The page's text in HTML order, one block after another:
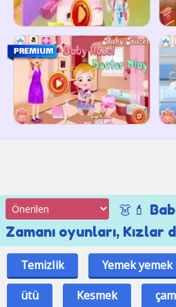
👗💄
Zamanı oyunları, Kızlar
Temizlik Yemek yemek
ütü
Kesmek